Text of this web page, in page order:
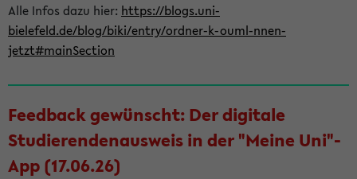
Alle Infos dazu hier: https://blogs.uni-
bielefeld.de/blog/biki/entry/ordner-k-ouml-nnen-
jetzt#mainSection
Feedback gewünscht: Der digitale
Studierendenausweis in der "Meine Uni"-
App (17.06.26)